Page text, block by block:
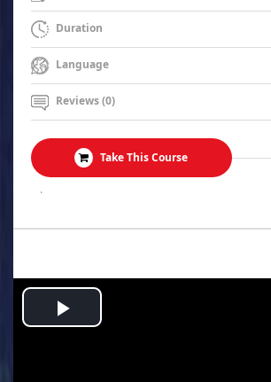
Duration
Language
Reviews (0)
Take This Course
.
Play